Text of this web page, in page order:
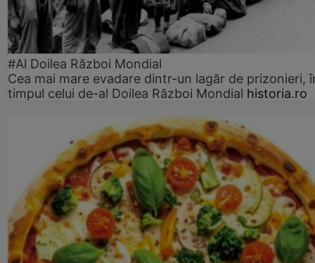
#Al Doilea Război Mondial
Cea mai mare evadare dintr-un lagăr de prizonieri,
timpul celui de-al Doilea Război Mondial historia.ro